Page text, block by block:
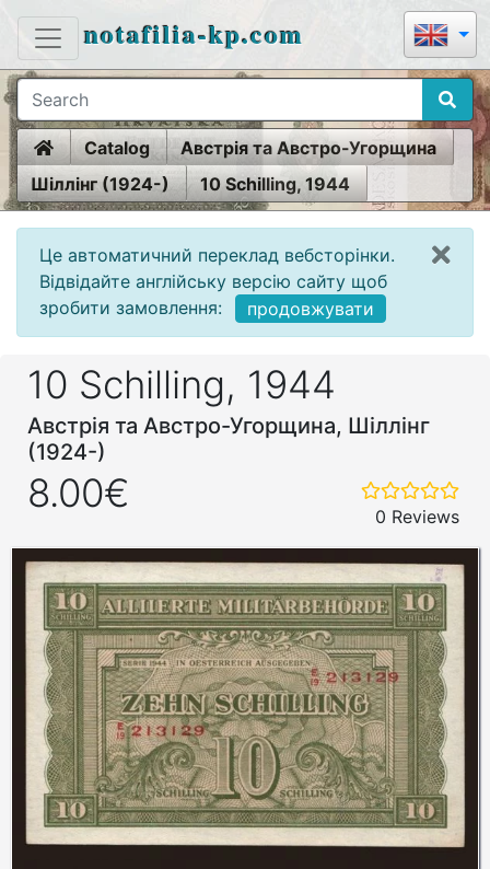
notafilia-kp.com
HomeCatalog
Австрія та Австро-Угорщина
Шіллінг (1924-)
10 Schilling, 1944
Це автоматичний переклад вебсторінки.
Відвідайте англійську версію сайту щоб
зробити замовлення:
продовжувати
10 Schilling, 1944
Австрія та Австро-Угорщина, Шіллінг
(1924-)
8.00€
0 Reviews